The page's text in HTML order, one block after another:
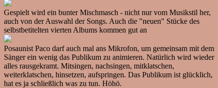
Gespielt wird ein bunter Mischmasch - nicht nur vom Musikstil her,
auch von der Auswahl der Songs. Auch die "neuen" Stücke des
selbstbetitelten vierten Albums kommen gut an
Posaunist Paco darf auch mal ans Mikrofon, um gemeinsam mit dem
Sänger ein wenig das Publikum zu animieren. Natürlich wird wieder
alles rausgekramt. Mitsingen, nachsingen, mitklatschen,
weiterklatschen, hinsetzen, aufspringen. Das Publikum ist glücklich,
hat es ja schließlich was zu tun. Höhö.